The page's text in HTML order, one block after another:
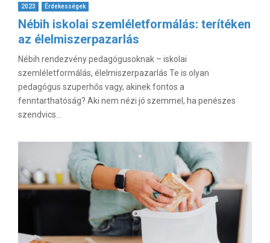
2023 Érdekességek
Nébih iskolai szemléletformálás: terítéken
az élelmiszerpazarlás
Nébih rendezvény pedagógusoknak – iskolai
szemléletformálás, élelmiszerpazarlás Te is olyan
pedagógus szuperhős vagy, akinek fontos a
fenntarthatóság? Aki nem nézi jó szemmel, ha penészes
szendvics...